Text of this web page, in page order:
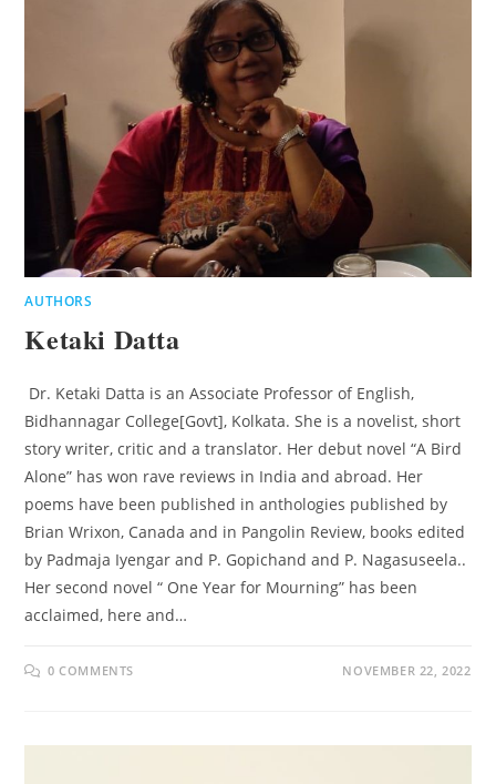
AUTHORS
Ketaki Datta
Dr. Ketaki Datta is an Associate Professor of English,
Bidhannagar College[Govt], Kolkata. She is a novelist, short
story writer, critic and a translator. Her debut novel “A Bird
Alone” has won rave reviews in India and abroad. Her
poems have been published in anthologies published by
Brian Wrixon, Canada and in Pangolin Review, books edited
by Padmaja Iyengar and P. Gopichand and P. Nagasuseela..
Her second novel “ One Year for Mourning” has been
acclaimed, here and…
0 COMMENTS NOVEMBER 22, 2022